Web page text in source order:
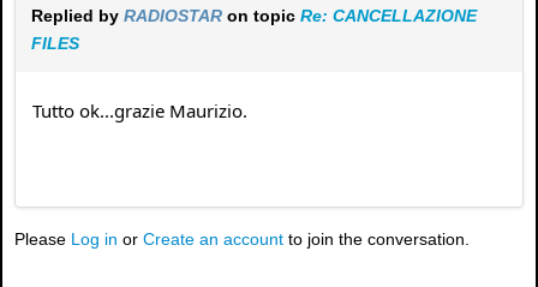
Replied by RADIOSTAR on topic Re: CANCELLAZIONE
FILES
Tutto ok...grazie Maurizio.
Please Log in or Create an account to join the conversation.